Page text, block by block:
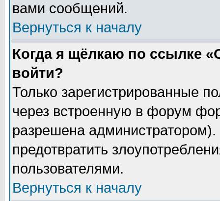
вами сообщений.
Вернуться к началу
Когда я щёлкаю по ссылке
войти?
Только зарегистрированные
через встроенную в форум
разрешена
предотвратить
пользователями.
Вернуться к началу